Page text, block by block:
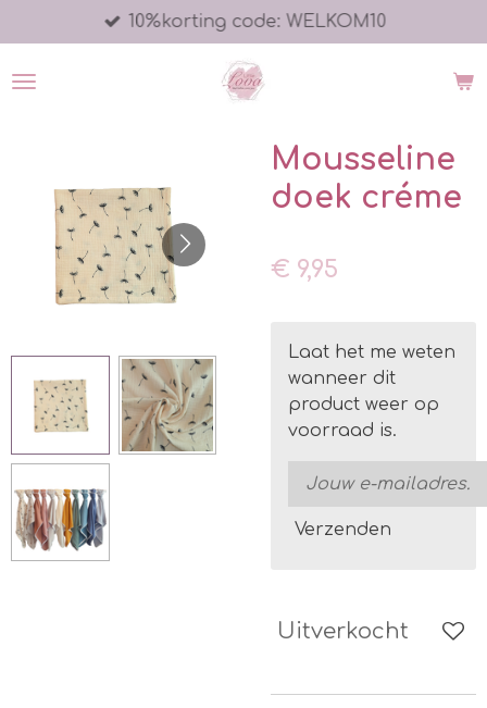
direct
naar
10%korting code: WELKOM10
Mousseline
doek créme
€ 9,95
Laat het me weten
wanneer dit
product weer op
voorraad is.
Verzenden
Uitverkocht